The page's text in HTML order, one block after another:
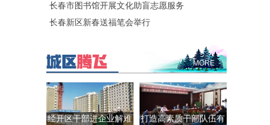
长春市图书馆开展文化助盲志愿服务
长春新区新春送福笔会举行
MORE
经开区干部进企业解难
打造高素质干部队伍有